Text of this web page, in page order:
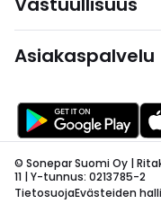
Asiakaspalvelu
© Sonepar Suomi Oy |
11 | Y-tunnus: 0213785-2
TietosuojaEvästeiden